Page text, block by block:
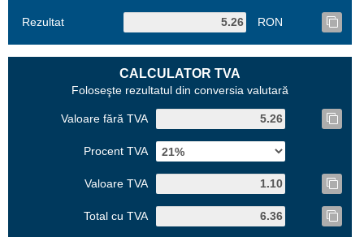
Rezultat RON
CALCULATOR TVA
Foloseşte rezultatul din conversia valutară
Valoare fără TVA
Procent TVA
Valoare TVA
Total cu TVA